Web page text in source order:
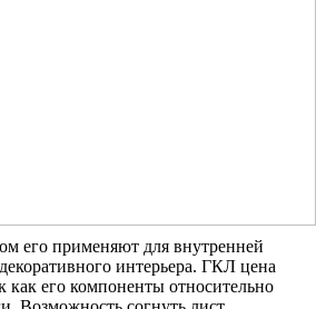
его применяют для внутренней
интерьера. ГКЛ цена
как его компоненты относительно